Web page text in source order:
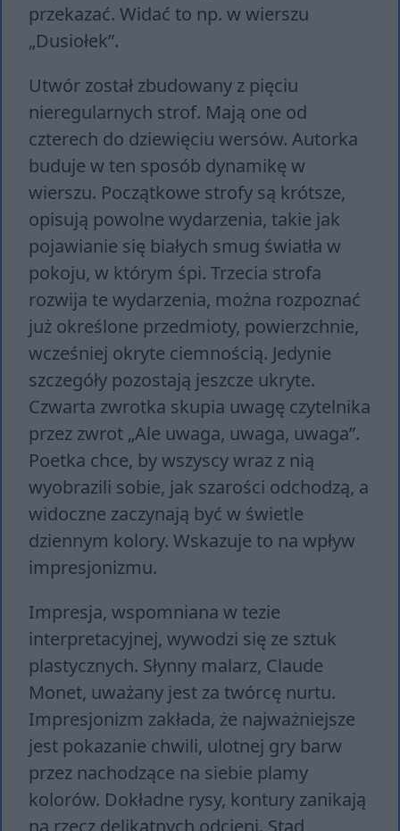
przekazać. Widać to np. w wierszu
„Dusiołek”.
Utwór został zbudowany z pięciu
nieregularnych strof. Mają one od
czterech do dziewięciu wersów. Autorka
buduje w ten sposób dynamikę w
wierszu. Początkowe strofy są krótsze,
opisują powolne wydarzenia, takie jak
pojawianie się białych smug światła w
pokoju, w którym śpi. Trzecia strofa
rozwija te wydarzenia, można rozpoznać
już określone przedmioty, powierzchnie,
wcześniej okryte ciemnością. Jedynie
szczegóły pozostają jeszcze ukryte.
Czwarta zwrotka skupia uwagę czytelnika
przez zwrot „Ale uwaga, uwaga, uwaga”.
Poetka chce, by wszyscy wraz z nią
wyobrazili sobie, jak szarości odchodzą, a
widoczne zaczynają być w świetle
dziennym kolory. Wskazuje to na wpływ
impresjonizmu.
Impresja, wspomniana w tezie
interpretacyjnej, wywodzi się ze sztuk
plastycznych. Słynny malarz, Claude
Monet, uważany jest za twórcę nurtu.
Impresjonizm zakłada, że najważniejsze
jest pokazanie chwili, ulotnej gry barw
przez nachodzące na siebie plamy
kolorów. Dokładne rysy, kontury zanikają
na rzecz delikatnych odcieni. Stąd